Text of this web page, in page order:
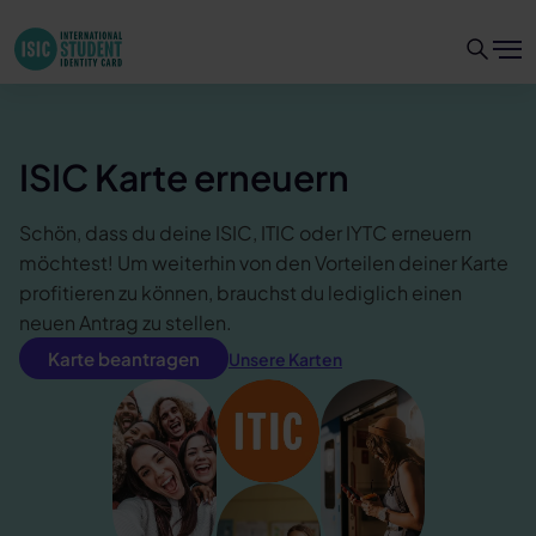
ISIC Karte erneuern
Schön, dass du deine ISIC, ITIC oder IYTC erneuern
möchtest! Um weiterhin von den Vorteilen deiner Karte
profitieren zu können, brauchst du lediglich einen
neuen Antrag zu stellen.
Karte beantragen Unsere Karten